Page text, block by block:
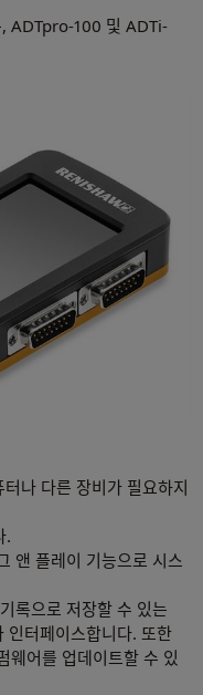
ADTpro-100 및 ADTi-
나 다른 장비가 필요하지
.
앤 플레이 기능으로 시스
록으로 저장할 수 있는
터페이스합니다. 또한
어를 업데이트할 수 있